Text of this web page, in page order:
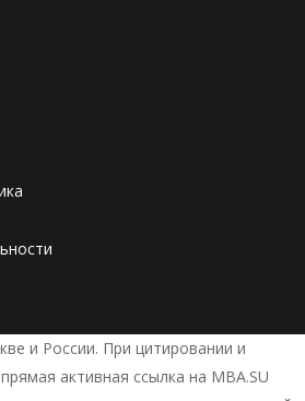
и России. При цитировании и
активная ссылка на MBA.SU